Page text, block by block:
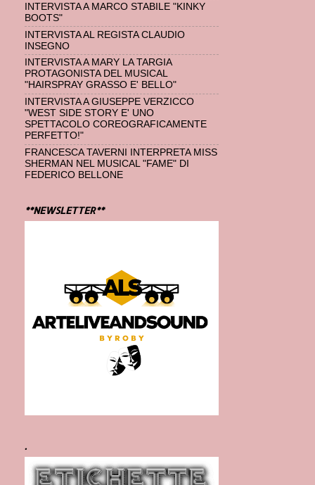
INTERVISTA A MARCO STABILE "KINKY
BOOTS"
INTERVISTA AL REGISTA CLAUDIO
INSEGNO
INTERVISTA A MARY LA TARGIA
PROTAGONISTA DEL MUSICAL
"HAIRSPRAY GRASSO E' BELLO"
INTERVISTA A GIUSEPPE VERZICCO
"WEST SIDE STORY E' UNO
SPETTACOLO COREOGRAFICAMENTE
PERFETTO!"
FRANCESCA TAVERNI INTERPRETA MISS
SHERMAN NEL MUSICAL "FAME" DI
FEDERICO BELLONE
**NEWSLETTER**
.